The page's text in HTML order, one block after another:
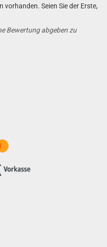
vorhanden. Seien Sie der Erste,
Bewertung abgeben zu